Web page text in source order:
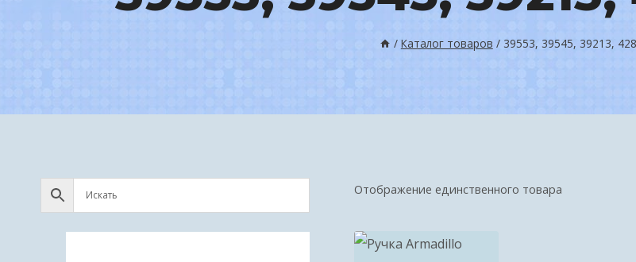
/ Каталог товаров / 39553, 39545, 39213,
Отображение единственного товара